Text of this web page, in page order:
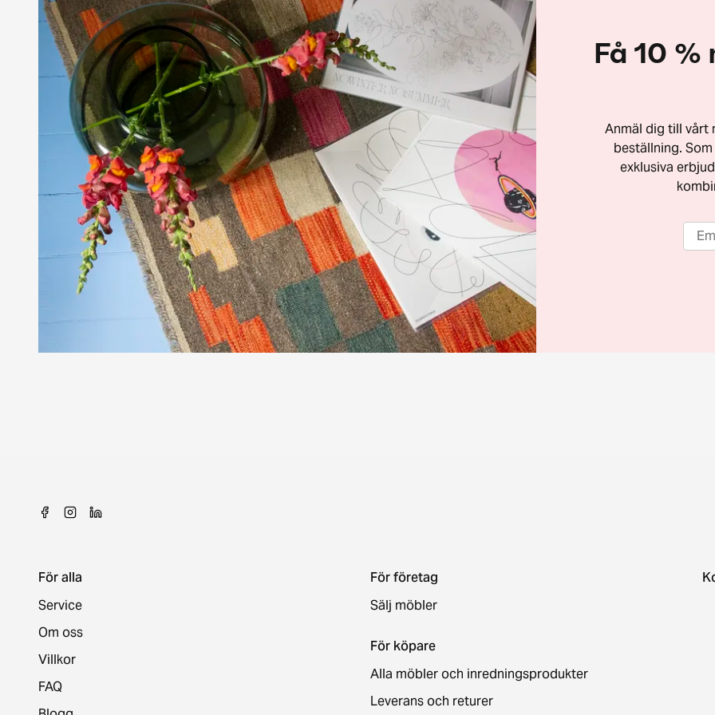
Få 10
Anmäl dig till vårt
beställning.
exklusiva
För alla
Service
Om oss
Villkor
FAQ
För företag
Sälj möbler
För köpare
Alla möbler och inredningsprodukter
Leverans och returer